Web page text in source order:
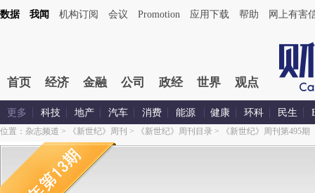
数据 我闻 机构订阅 会议 Promotion 应用下载 帮助 网上有害
首页 经济 金融 公司 政经 世界 观点
更多 科技 地产 汽车 消费 能源 健康 环科 民生
位置： 杂志频道 > 《新世纪》周刊 > 《新世纪》周刊目录 > 《新世纪》周刊第495期